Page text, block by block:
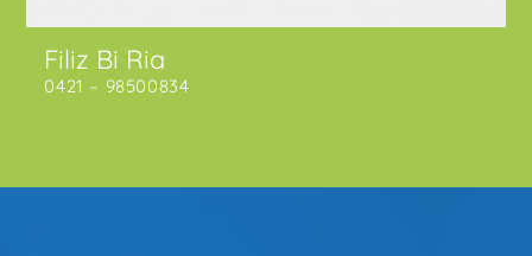
Filiz Bi Ria
0421 – 98500834